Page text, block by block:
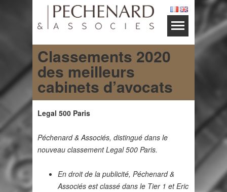
Classements 2020
des meilleurs
cabinets d’avocats
Legal 500 Paris
Péchenard & Associés, distingué dans le
nouveau classement Legal 500 Paris.
En droit de la publicité, Péchenard &
Associés est classé dans le Tier 1 et Eric